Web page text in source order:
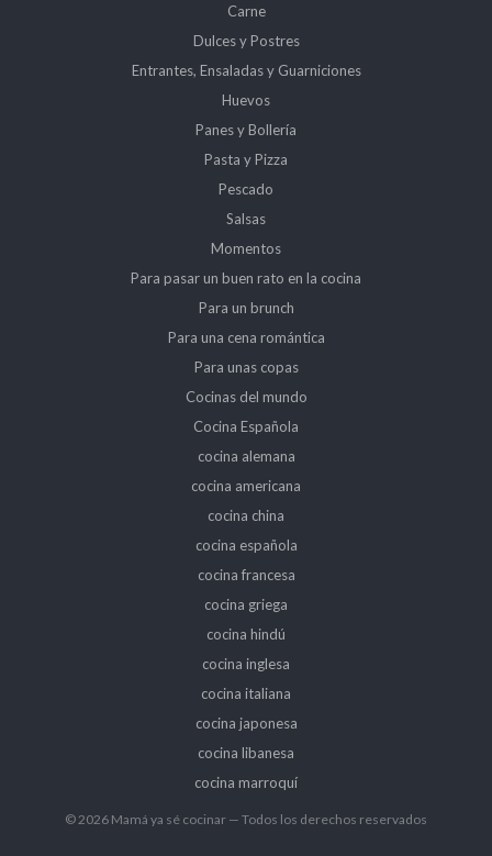
Carne
Dulces y Postres
Entrantes, Ensaladas y Guarniciones
Huevos
Panes y Bollería
Pasta y Pizza
Pescado
Salsas
Momentos
Para pasar un buen rato en la cocina
Para un brunch
Para una cena romántica
Para unas copas
Cocinas del mundo
Cocina Española
cocina alemana
cocina americana
cocina china
cocina española
cocina francesa
cocina griega
cocina hindú
cocina inglesa
cocina italiana
cocina japonesa
cocina libanesa
cocina marroquí
© 2026 Mamá ya sé cocinar — Todos los derechos reservados